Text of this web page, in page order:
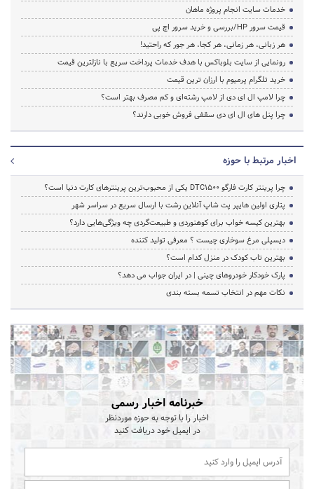
خدمات سایت انجام پروژه ماهان
قیمت سرور HP/بررسی و خرید سرور اچ پی
هر زبانی، هر زمانی، هر کجا، هر جور که راحتید!
رونمایی از سایت بلوباکس با هدف خدمات پرداخت سریع با نازلترین قیمت
خرید تلگرام پرمیوم با ارزان ترین قیمت
چرا لامپ ال ای دی از لامپ رشته‌ای و کم مصرف بهتر است؟
چرا پنل های ال ای دی سقفی فروش خوبی دارند؟
اخبار مرتبط با حوزه
چرا پرینتر کارت فارگو DTC1500 یکی از محبوب‌ترین پرینترهای کارت دنیا است؟
پتاری اولین هایپر پت شاپ آنلاین رشت با ارسال سریع در سراسر شهر
بهترین کیسه خواب برای کوهنوردی و طبیعت‌گردی چه ویژگی‌هایی دارد؟
دیسپلی مرغ سوخاری چیست ؟ معرفی تولید کننده
بهترین تاب کودک در منزل کدام است؟
پارک خودکار خودروهای چینی | در ایران جواب می دهد؟
نکات مهم در انتخاب تسمه بسته بندی
خبرنامه اخبار رسمی
اخبار را با توجه به حوزه موردنظر
در ایمیل خود دریافت کنید